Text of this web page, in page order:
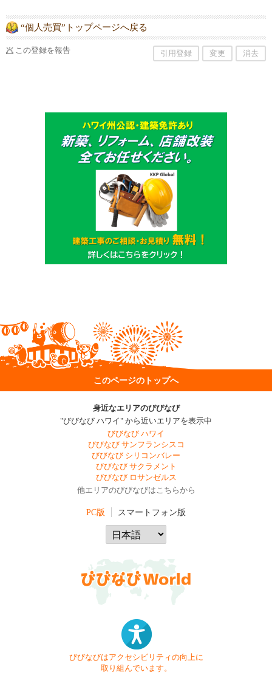
“個人売買”トップページへ戻る
この登録を報告 引用登録 変更 消去
このページのトップへ
身近なエリアのびびなび
"びびなび ハワイ" から近いエリアを表示中
びびなび ハワイ
びびなび サンフランシスコ
びびなび シリコンバレー
びびなび サクラメント
びびなび ロサンゼルス
他エリアのびびなびはこちらから
PC版 スマートフォン版
びびなびはアクセシビリティの向上に
取り組んでいます。